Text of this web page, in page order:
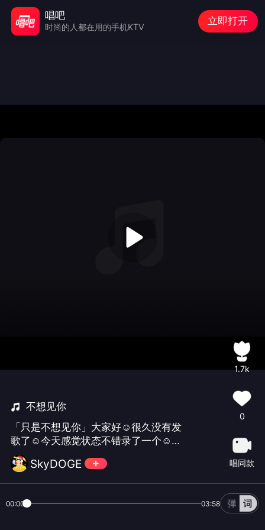
不想见你
「只是不想见你」大家好☺很久没有发
歌了☺今天感觉状态不错录了一个☺感
觉是目前我唱的最好的一遍了☺希望你
们给我点儿🌹☺然后夸我几句☺然后转
发☺然后单曲循环☺谢谢你们了☺
SkyDOGE
1.7k
0
唱同款
00:00 03:58
唱吧
时尚的人都在用的手机KTV
立即打开